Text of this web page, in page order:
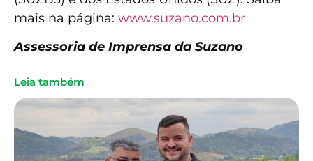
mais na página: www.suzano.com.br
Assessoria de Imprensa da Suzano
Leia também